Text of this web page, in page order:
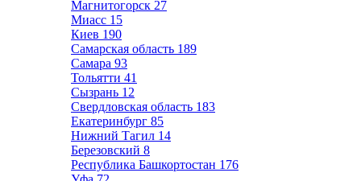
Магнитогорск 27
Миасс 15
Киев 190
Самарская область 189
Самара 93
Тольятти 41
Сызрань 12
Свердловская область 183
Екатеринбург 85
Нижний Тагил 14
Березовский 8
Республика Башкортостан 176